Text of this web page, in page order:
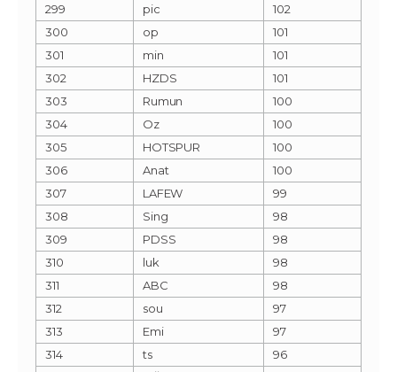
299
pic
102
300
op
101
301
min
101
302
HZDS
101
303
Rumun
100
304
Oz
100
305
HOTSPUR
100
306
Anat
100
307
LAFEW
99
308
Sing
98
309
PDSS
98
310
luk
98
311
ABC
98
312
sou
97
313
Emi
97
314
ts
96